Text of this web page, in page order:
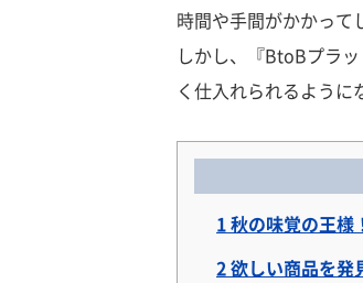
時間や手間がかかって
しかし、『BtoBプラ
く仕入れられるように
1秋の味覚の王様
2欲しい商品を発